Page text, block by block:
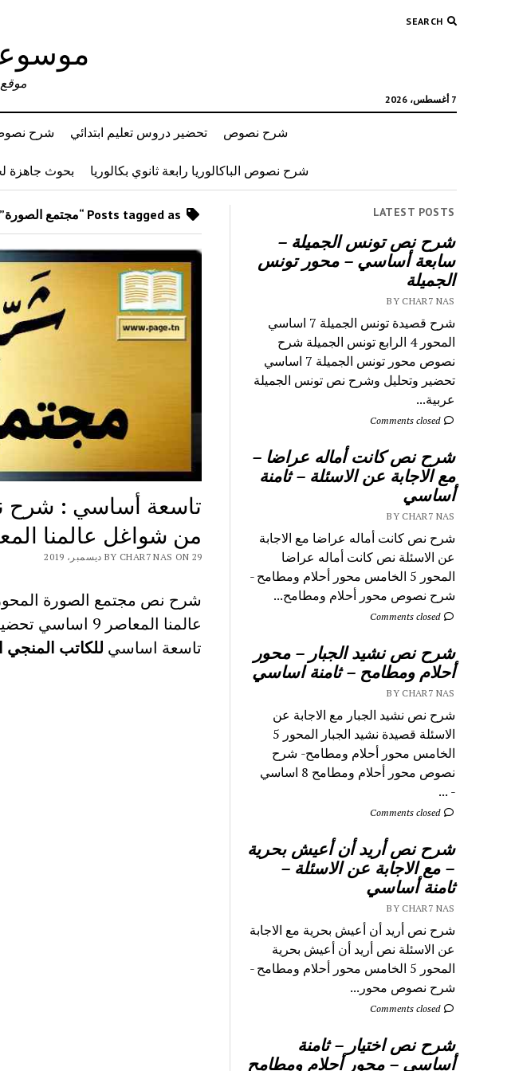
SEARCH
7 أغسطس، 2026
شرح نصوص تحضير دروس تعليم ابتدائي شرح
شرح نصوص الباكالوريا رابعة ثانوي بكالوريا بحوث جاهزة
LATEST POSTS
شرح نص تونس الجميلة –
سابعة أساسي – محور تونس
الجميلة
BY CHAR7 NAS
شرح قصيدة تونس الجميلة 7 اساسي
المحور 4 الرابع تونس الجميلة شرح
نصوص محور تونس الجميلة 7 اساسي
تحضير وتحليل وشرح نص تونس الجميلة
عربية...
Comments closed
شرح نص كانت أماله عراضا –
مع الاجابة عن الاسئلة – ثامنة
أساسي
BY CHAR7 NAS
شرح نص كانت أماله عراضا مع الاجابة
عن الاسئلة نص كانت أماله عراضا
المحور 5 الخامس محور أحلام ومطامح -
شرح نصوص محور أحلام ومطامح...
Comments closed
شرح نص نشيد الجبار – محور
أحلام ومطامح – ثامنة اساسي
BY CHAR7 NAS
شرح نص نشيد الجبار مع الاجابة عن
الاسئلة قصيدة نشيد الجبار المحور 5
الخامس محور أحلام ومطامح- شرح
نصوص محور أحلام ومطامح 8 اساسي
- ...
Comments closed
شرح نص أريد أن أعيش بحرية
– مع الاجابة عن الاسئلة –
ثامنة أساسي
BY CHAR7 NAS
شرح نص أريد أن أعيش بحرية مع الاجابة
عن الاسئلة نص أريد أن أعيش بحرية
المحور 5 الخامس محور أحلام ومطامح -
شرح نصوص محور...
Comments closed
شرح نص اختيار – ثامنة
أساسي – محور أحلام ومطامح
تاسعة أساسي : شرح
من شواغل عالمنا
BY CHAR7 NAS ON 29 ديسمبر، 2019
شرح نص مجتمع الصورة
عالمنا
تاسعة اساسي للكاتب المنجي